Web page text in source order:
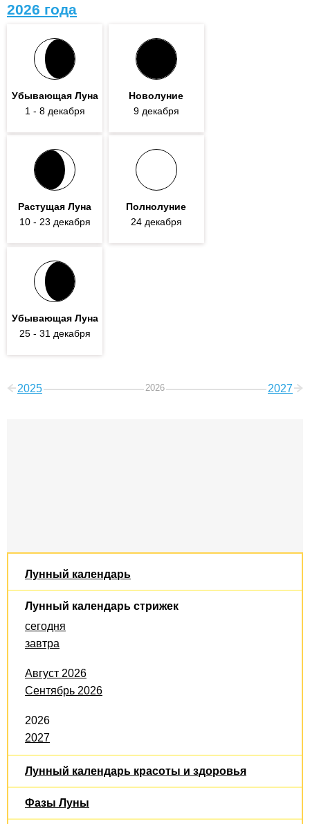
2026 года
Убывающая Луна
1 - 8 декабря
Новолуние
9 декабря
Растущая Луна
10 - 23 декабря
Полнолуние
24 декабря
Убывающая Луна
25 - 31 декабря
2025 2026 2027
Лунный календарь
Лунный календарь стрижек
сегодня
завтра
Август 2026
Сентябрь 2026
2026
2027
Лунный календарь красоты и здоровья
Фазы Луны